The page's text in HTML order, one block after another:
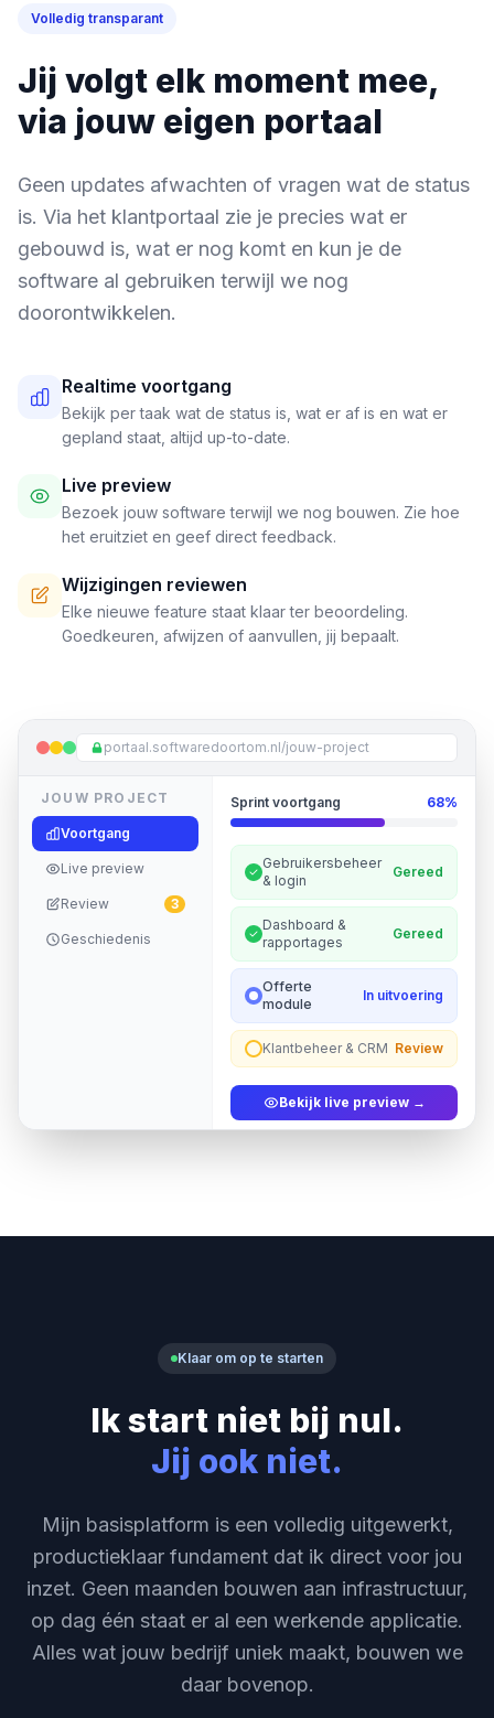
Volledig transparant
Jij volgt elk moment mee,
via jouw eigen portaal
Geen updates afwachten of vragen wat de status
is. Via het klantportaal zie je precies wat er
gebouwd is, wat er nog komt en kun je de
software al gebruiken terwijl we nog
doorontwikkelen.
Realtime voortgang
Bekijk per taak wat de status is, wat er af is en wat er
gepland staat, altijd up-to-date.
Live preview
Bezoek jouw software terwijl we nog bouwen. Zie hoe
het eruitziet en geef direct feedback.
Wijzigingen reviewen
Elke nieuwe feature staat klaar ter beoordeling.
Goedkeuren, afwijzen of aanvullen, jij bepaalt.
portaal.softwaredoortom.nl/jouw-project
JOUW PROJECT
Voortgang
Live preview
Review 3
Geschiedenis
Sprint voortgang 68%
Gebruikersbeheer
& login
Gereed
Dashboard &
rapportages
Gereed
Offerte
module
In uitvoering
Klantbeheer & CRM Review
Bekijk live preview →
Klaar om op te starten
Ik start niet bij nul.
Jij ook niet.
Mijn basisplatform is een volledig uitgewerkt,
productieklaar fundament dat ik direct voor jou
inzet. Geen maanden bouwen aan infrastructuur,
op dag één staat er al een werkende applicatie.
Alles wat jouw bedrijf uniek maakt, bouwen we
daar bovenop.